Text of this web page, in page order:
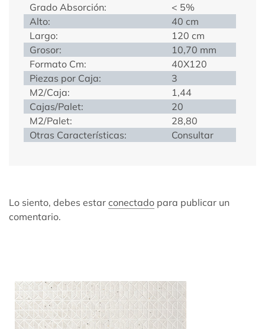
Grado Absorción:
< 5%
Alto:
40 cm
Largo:
120 cm
Grosor:
10,70 mm
Formato Cm:
40X120
Piezas por Caja:
3
M2/Caja:
1,44
Cajas/Palet:
20
M2/Palet:
28,80
Otras Características:
Consultar
Lo siento, debes estar conectado para publicar un
comentario.